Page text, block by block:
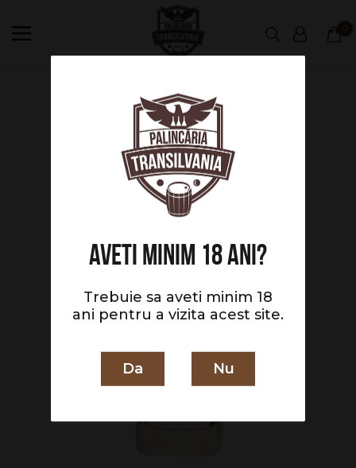
Aveti minim 18 ani?
Trebuie sa aveti minim 18
ani pentru a vizita acest site.
Da Nu